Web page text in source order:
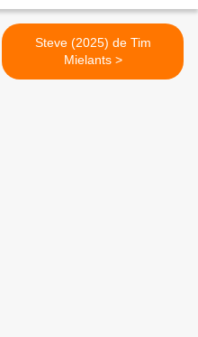
Steve (2025) de Tim
Mielants >